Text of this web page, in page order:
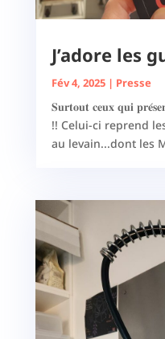
J’adore les
Fév 4, 2025| Presse
𝐒𝐮𝐫𝐭𝐨𝐮𝐭 𝐜𝐞𝐮𝐱 𝐪𝐮𝐢
!! Celui-ci reprend
au levain...dont les